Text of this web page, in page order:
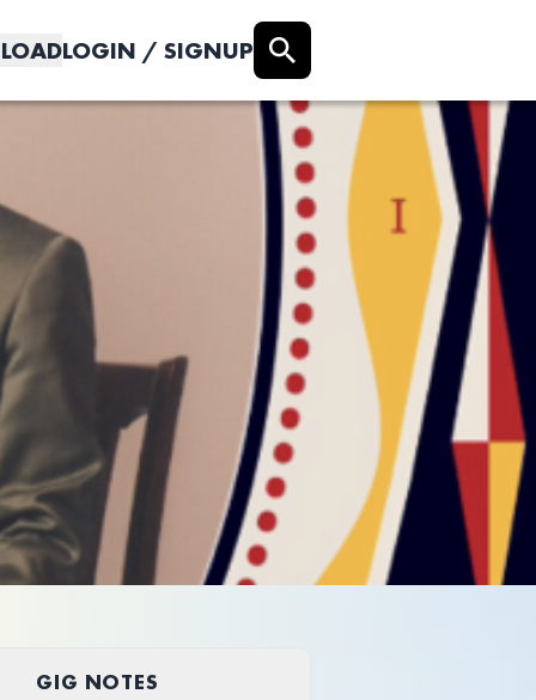
LOGIN / SIGNUP
GIG NOTES